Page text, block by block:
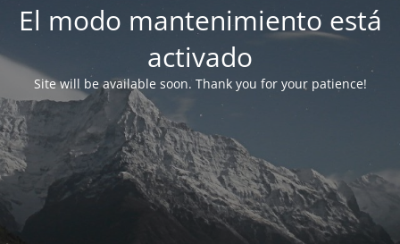
El modo mantenimiento está
activado
Site will be available soon. Thank you for your patience!